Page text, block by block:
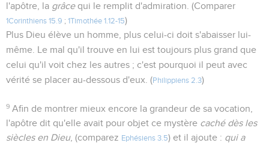
l'apôtre, la grâcequi le remplit d'admiration. (Comparer
1Corinthiens 15.9 ; 1Timothée 1.12-15)
Plus Dieu élève un homme, plus celui-ci doit s'abaisser lui-
même. Le mal qu'il trouve en lui est toujours plus grand que
celui qu'il voit chez les autres ; c'est pourquoi il peut avec
vérité se placer au-dessous d'eux. (Philippiens 2.3)
9 Afin de montrer mieux encore la grandeur de sa vocation,
l'apôtre dit qu'elle avait pour objet ce mystère caché dès les
siècles en Dieu, (comparez Ephésiens 3.5) et il ajoute : qui a